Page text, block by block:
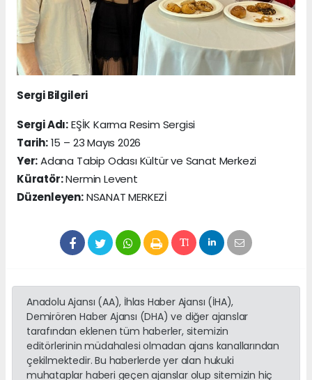
Sergi Bilgileri
Sergi Adı:EŞİK Karma Resim Sergisi
Tarih:15 – 23 Mayıs 2026
Yer:Adana Tabip Odası Kültür ve Sanat Merkezi
Küratör:Nermin Levent
Düzenleyen:NSANAT MERKEZİ
Anadolu Ajansı (AA), İhlas Haber Ajansı (İHA),
Demirören Haber Ajansı (DHA) ve diğer ajanslar
tarafından eklenen tüm haberler, sitemizin
editörlerinin müdahalesi olmadan ajans kanallarından
çekilmektedir. Bu haberlerde yer alan hukuki
muhataplar haberi geçen ajanslar olup sitemizin hiç